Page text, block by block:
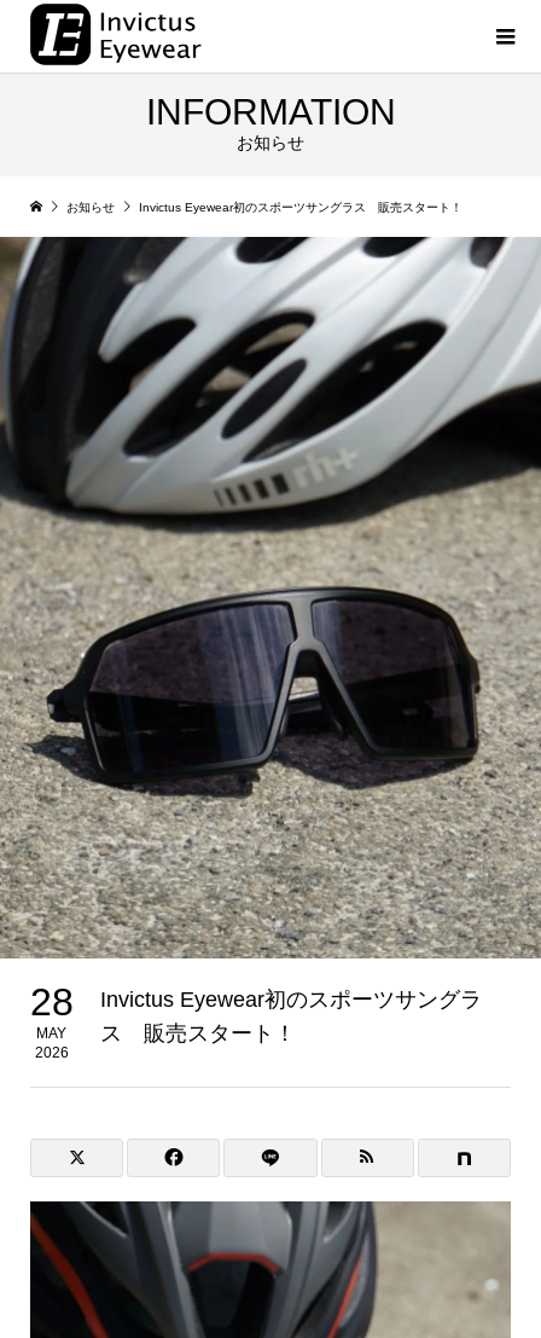
INFORMATION
お知らせ
お知らせ Invictus Eyewear初のスポーツサングラス 販売スタート！
28
MAY
2026
Invictus Eyewear初のスポーツサングラ
ス 販売スタート！